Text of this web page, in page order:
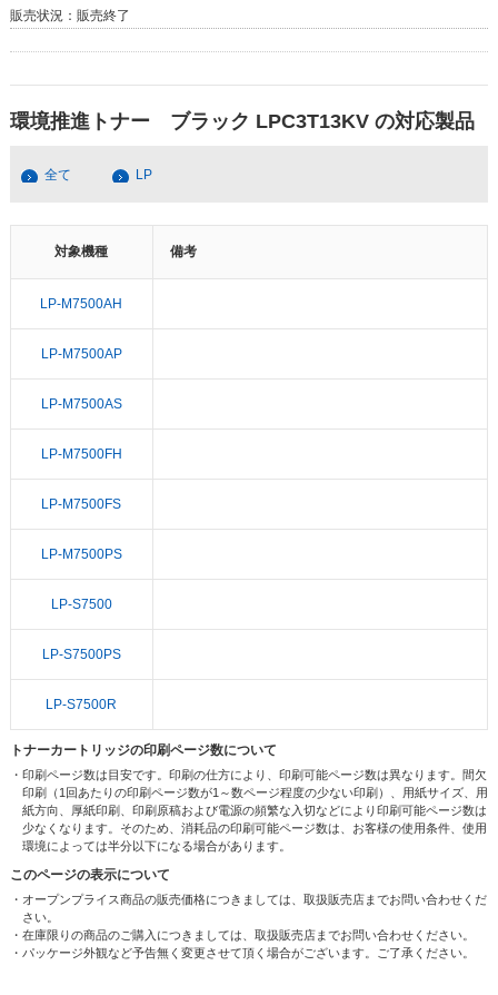
販売状況： 販売終了
環境推進トナー ブラック LPC3T13KV の対応製品
全て LP
対象機種 備考
LP-M7500AH
LP-M7500AP
LP-M7500AS
LP-M7500FH
LP-M7500FS
LP-M7500PS
LP-S7500
LP-S7500PS
LP-S7500R
トナーカートリッジの印刷ページ数について
・印刷ページ数は目安です。印刷の仕方により、印刷可能ページ数は異なります。間欠
印刷（1回あたりの印刷ページ数が1～数ページ程度の少ない印刷）、用紙サイズ、用
紙方向、厚紙印刷、印刷原稿および電源の頻繁な入切などにより印刷可能ページ数は
少なくなります。そのため、消耗品の印刷可能ページ数は、お客様の使用条件、使用
環境によっては半分以下になる場合があります。
このページの表示について
・オープンプライス商品の販売価格につきましては、取扱販売店までお問い合わせくだ
さい。
・在庫限りの商品のご購入につきましては、取扱販売店までお問い合わせください。
・パッケージ外観など予告無く変更させて頂く場合がございます。ご了承ください。